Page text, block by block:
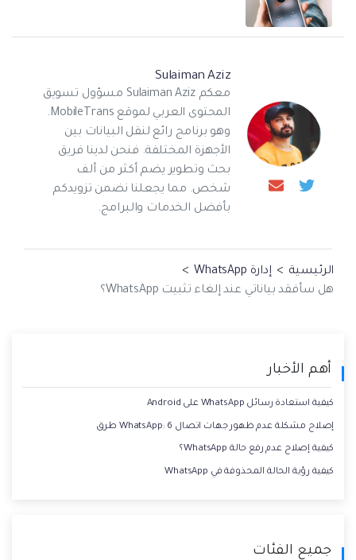
Sulaiman Aziz
معكم Sulaiman Aziz مسؤول تسويق
المحتوى العربي لموقع MobileTrans.
وهو برنامج رائع لنقل البيانات بين
الأجهزة المختلفة. فنحن لدينا فريق
بحث وتطوير يضم أكثر من ألف
شخص. مما يجعلنا نضمن تزويدكم
بأفضل الخدمات والبرامج.
الرئيسية > إدارة WhatsApp
>
هل سأفقد بياناتي عند إلغاء تثبيت WhatsApp؟
أهم الأخبار
كيفية استعادة رسائل WhatsApp على Android
إصلاح مشكلة عدم ظهور جهات اتصال WhatsApp: 6 طرق
كيفية إصلاح عدم رفع حالة WhatsApp؟
كيفية رؤية الحالة المحذوفة في WhatsApp
جميع الفئات